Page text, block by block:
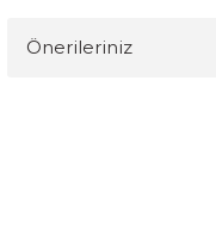
Önerileriniz